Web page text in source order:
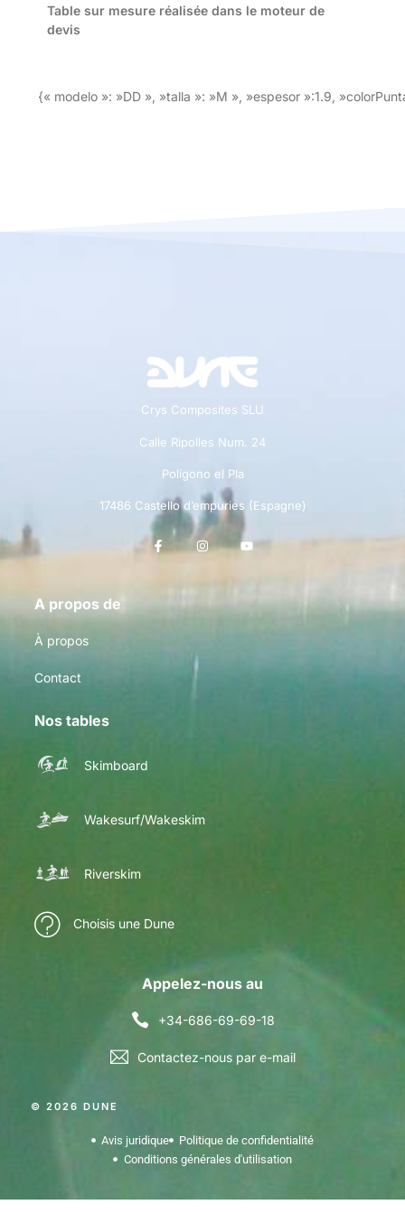
Table sur mesure réalisée dans le moteur de
devis
{« modelo »: »DD », »talla »: »M », »espesor »:1.9,
Crys Composites SLU
Calle Ripolles Num. 24
Polígono el Pla
17486 Castello d’empuries (Espagne)
A propos de
À propos
Contact
Nos tables
Skimboard
Wakesurf/Wakeskim
Riverskim
Choisis une Dune
Appelez-nous au
+34-686-69-69-18
Contactez-nous par e-mail
© 2026 DUNE
Avis juridique
Politique de confidentialité
Conditions générales d'utilisation